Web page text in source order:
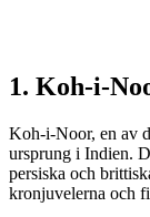
1. Koh-i-
Koh-i-Noor, en av
ursprung i Indien.
persiska och
kronjuvelerna och